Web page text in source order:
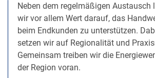
Neben dem regelmäßigen Austausch
wir vor allem Wert darauf, das
beim Endkunden zu unterstützen.
setzen wir auf Regionalität und
Gemeinsam treiben wir die
der Region voran.